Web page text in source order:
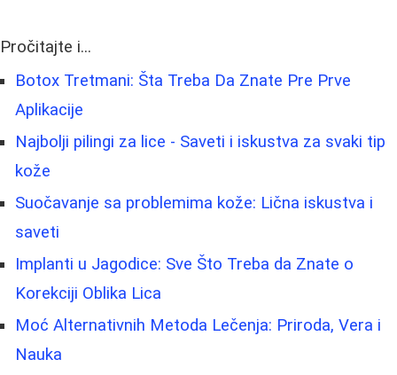
Pročitajte i...
Botox Tretmani: Šta Treba Da Znate Pre Prve
Aplikacije
Najbolji pilingi za lice - Saveti i iskustva za svaki tip
kože
Suočavanje sa problemima kože: Lična iskustva i
saveti
Implanti u Jagodice: Sve Što Treba da Znate o
Korekciji Oblika Lica
Moć Alternativnih Metoda Lečenja: Priroda, Vera i
Nauka